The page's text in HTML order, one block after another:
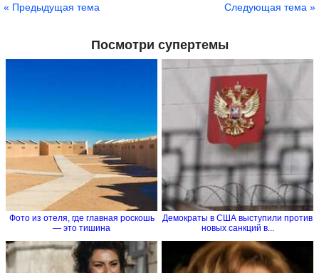
« Предыдущая тема Следующая тема »
Посмотри супертемы
Фото из отеля, где главная роскошь
― это тишина
Демократы в США выступили против
новых санкций в...